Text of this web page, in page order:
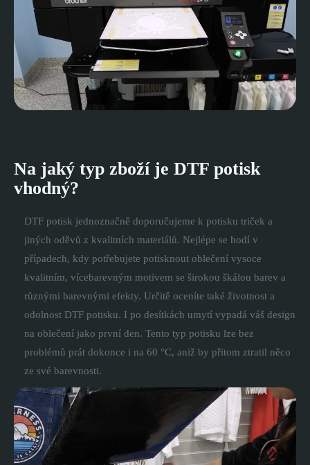
Na jaký typ zboží je DTF potisk
vhodný?
DTF potisk jednoznačně doporučujeme k potisku triček a
jiných oděvů z kvalitních materiálů. Nejlépe se hodí v
případech, kdy potřebujete potisknout oblečení vysoce
kvalitním, vícebarevným motivem se širokou škálou barev a
různými barevnými efekty. Určitě oceníte také životnost a
odolnost DTF potisku. I po desítkách umytí vypadá váš design
na oblečení jako první den. Tento typ potisku lze bez
problémů prát dokonce i na 60 °C, aniž by přitom ztratil něco
ze své barevnosti.